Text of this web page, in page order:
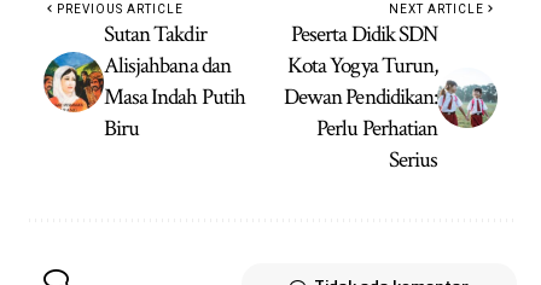
PREVIOUS ARTICLE
Sutan Takdir
Alisjahbana dan
Masa Indah Putih
Biru
NEXT ARTICLE
Peserta Didik SDN
Kota Yogya Turun,
Dewan Pendidikan:
Perlu Perhatian
Serius